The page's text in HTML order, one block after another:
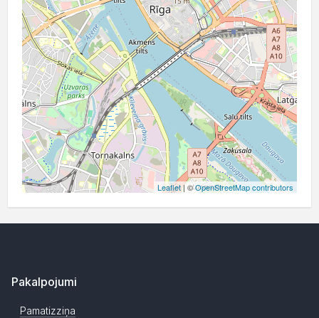
Leaflet| ©OpenStreetMap contributors
Pakalpojumi
Pamatizziņa